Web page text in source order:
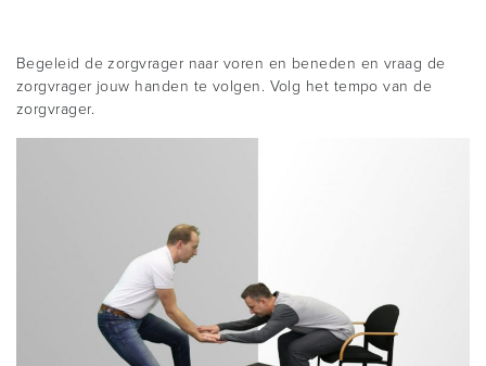
Begeleid de zorgvrager naar voren en beneden en vraag de
zorgvrager jouw handen te volgen. Volg het tempo van de
zorgvrager.